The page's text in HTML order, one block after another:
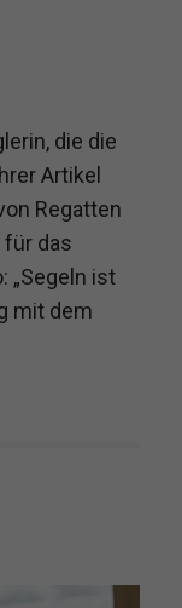
die die
Artikel
Regatten
für das
„Segeln ist
mit dem